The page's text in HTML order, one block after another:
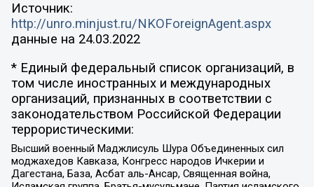
Источник:
http://unro.minjust.ru/NKOForeignAgent.aspx
данные на 24.03.2022
* Единый федеральный список организаций, в
том числе иностранных и международных
организаций, признанных в соответствии с
законодательством Российской Федерации
террористическими:
Высший военный Маджлисуль Шура Объединенных сил
моджахедов Кавказа, Конгресс народов Ичкерии и
Дагестана, База, Асбат аль-Ансар, Священная война,